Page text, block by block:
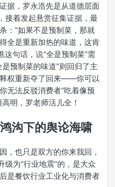
据，罗永浩先是从道德层面
接着发起悬赏征集证据，最
：“如果不是预制菜，那就
全是重新加热的味道，这肯
这句话，说“全是预制菜”需
预制菜的味道”则回归了主
权重新夺了回来——你可以
无法反驳消费者“吃着像预
明，罗老师活儿全！
沟下的舆论海啸
，也只是双方的你来我回，
级为“行业地震”的，是大众
是餐饮行业工业化与消费者